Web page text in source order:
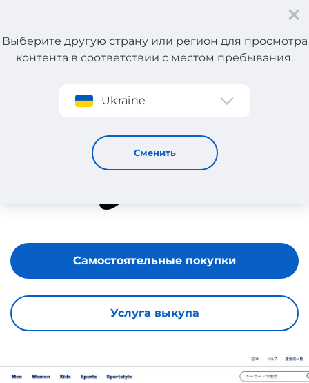
Регистрация
Выберите другую страну или регион для просмотра
контента в соответствии с местом пребывания.
Ukraine
Сменить
Услуга выкупа
Самостоятельные покупки